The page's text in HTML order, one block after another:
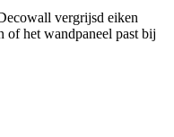
vergrijsd eiken
of het wandpaneel past bij